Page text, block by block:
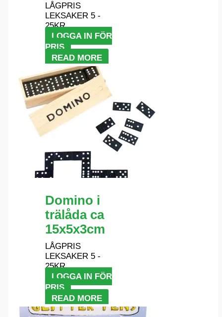
LÅGPRIS
LEKSAKER 5 -
25KR
LOGGA IN FÖR
PRIS
READ MORE
Domino i
trälåda ca
15x5x3cm
LÅGPRIS
LEKSAKER 5 -
25KR
LOGGA IN FÖR
PRIS
READ MORE